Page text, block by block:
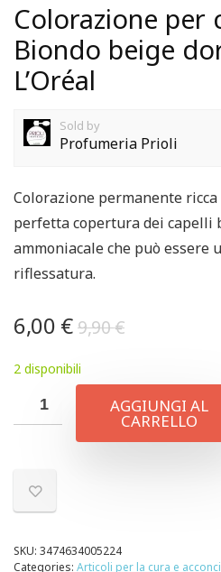
Colorazione per
Biondo beige
L’Oréal
Sold by
Profumeria Prioli
Colorazione permanente
perfetta copertura dei capelli
ammoniacale che può essere
riflessatura.
9,90€
6,00 €
2 disponibili
AGGIUNGI AL
CARRELLO
SKU: 3474634005224
Categories: Articoli per la cura e